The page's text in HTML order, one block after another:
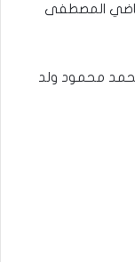
القاضي المصطفى
محمد محمود ولد